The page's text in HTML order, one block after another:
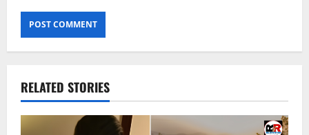
RELATED STORIES